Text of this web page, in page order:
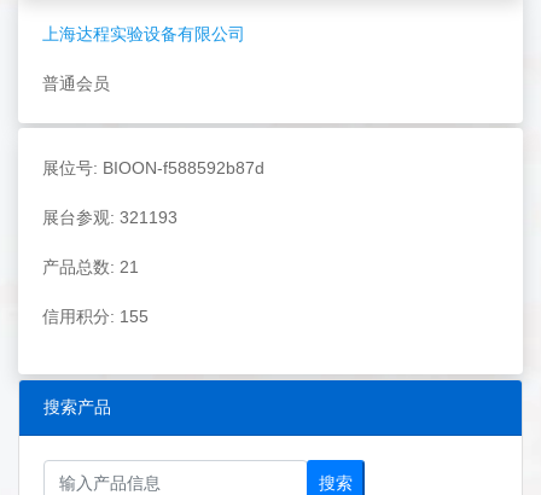
上海达程实验设备有限公司
普通会员
展位号: BIOON-f588592b87d
展台参观: 321193
产品总数: 21
信用积分: 155
搜索产品
搜索